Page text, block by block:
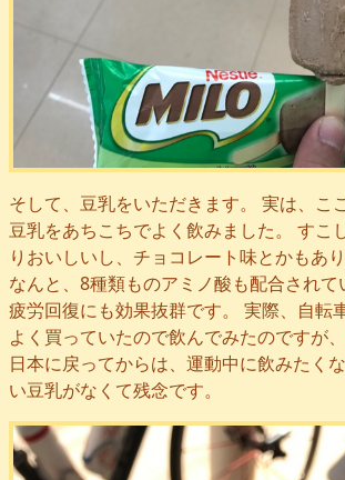
そして、豆乳をいただきます。 実は、こ
豆乳をあちこちでよく飲みました。 すこ
りおいしいし、チョコレート味とかもあり
なんと、8種類ものアミノ酸も配合されて
疲労回復にも効果抜群です。 実際、自転
よく買っていたので飲んでみたのですが
日本に戻ってからは、運動中に飲みたく
い豆乳がなくて残念です。